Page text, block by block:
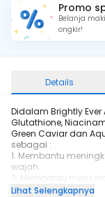
Promo
Belanja
ongkir!
Details
Didalam Brightly
Glutathione,
Green Caviar dan
sebagai :
1. Membantu
wajah.
2. Membantu
3. Membantu
Lihat Selengkapnya